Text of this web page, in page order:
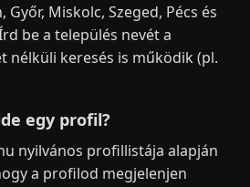
Győr, Miskolc, Szeged, Pécs és
be a település nevét a
nélküli keresés is működik (pl.
egy profil?
nyilvános profillistája alapján
a profilod megjelenjen